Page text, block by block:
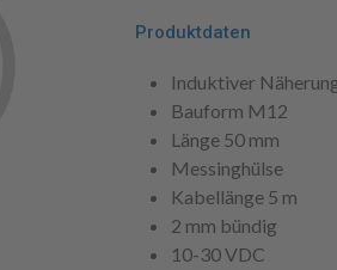
Produktdaten
Induktiver
Bauform M12
Länge 50 mm
Messinghülse
Kabellänge 5 m
2 mm bündig
10-30 VDC